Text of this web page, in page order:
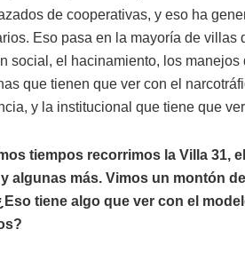
de cooperativas, y eso ha
Eso pasa en la mayoría de villas
social, el hacinamiento, los
que tienen que ver con el
y la institucional que tiene que
tiempos recorrimos la Villa 31,
algunas más. Vimos un montón
tiene algo que ver con el